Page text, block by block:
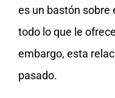
es un bastón sobre
todo lo que le
embargo, esta
pasado.